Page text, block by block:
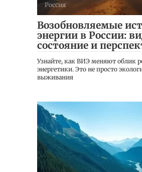
Россия
Возобновляемые
энергии в России:
состояние и
Узнайте, как ВИЭ меняют облик
энергетики. Это не просто
выживания